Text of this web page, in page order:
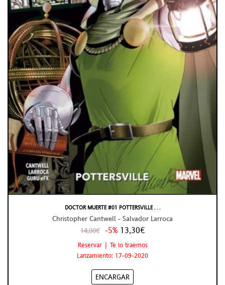
DOCTOR MUERTE #01 POTTERSVILLE . . .
Christopher Cantwell - Salvador Larroca
14,00€ -5% 13,30€
Reservar | Te lo traemos
Lanzamiento: 17-09-2020
ENCARGAR